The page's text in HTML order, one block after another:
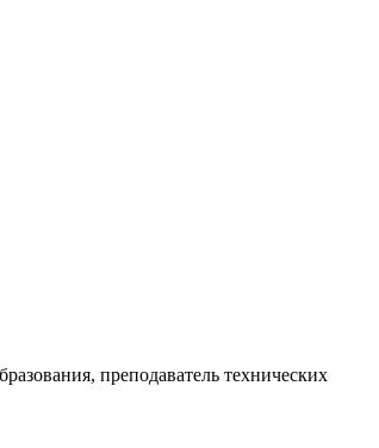
преподаватель технических